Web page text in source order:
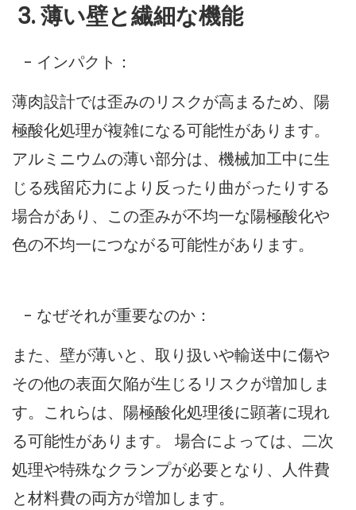
3. 薄い壁と繊細な機能
- インパクト：
薄肉設計では歪みのリスクが高まるため、陽
極酸化処理が複雑になる可能性があります。
アルミニウムの薄い部分は、機械加工中に生
じる残留応力により反ったり曲がったりする
場合があり、この歪みが不均一な陽極酸化や
色の不均一につながる可能性があります。
- なぜそれが重要なのか：
また、壁が薄いと、取り扱いや輸送中に傷や
その他の表面欠陥が生じるリスクが増加しま
す。これらは、陽極酸化処理後に顕著に現れ
る可能性があります。 場合によっては、二次
処理や特殊なクランプが必要となり、人件費
と材料費の両方が増加します。